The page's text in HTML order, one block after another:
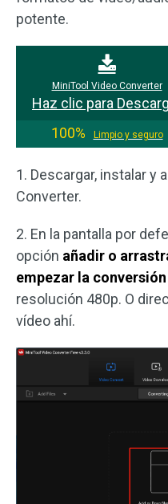
potente.
MiniTool Video Converter
Haz clic para
100%
Limpio y seguro
1. Descargar, instalar y
Converter.
2. En la pantalla por
opción añadir o
empezar la conversión
resolución 480p. O
vídeo ahí.